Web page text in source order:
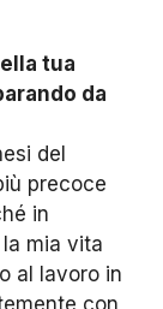
tua
da
del
precoce
in
mia vita
al lavoro in
con